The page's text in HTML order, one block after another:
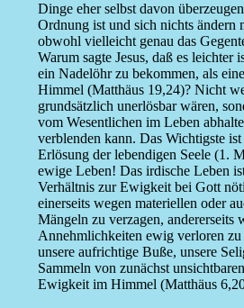
Dinge eher selbst davon
Ordnung ist und sich nichts ändern
obwohl vielleicht genau das
Warum sagte Jesus, daß es leichter
ein Nadelöhr zu bekommen, als
Himmel (Matthäus 19,24)? Nicht
grundsätzlich unerlösbar wären,
vom Wesentlichen im Leben
verblenden kann. Das Wichtigste
Erlösung der lebendigen Seele (1.
ewige Leben! Das irdische Leben
Verhältnis zur Ewigkeit bei Gott
einerseits wegen materiellen oder
Mängeln zu verzagen, andererseits
Annehmlichkeiten ewig verloren
unsere aufrichtige Buße, unsere
Sammeln von zunächst
Ewigkeit im Himmel (Matthäus